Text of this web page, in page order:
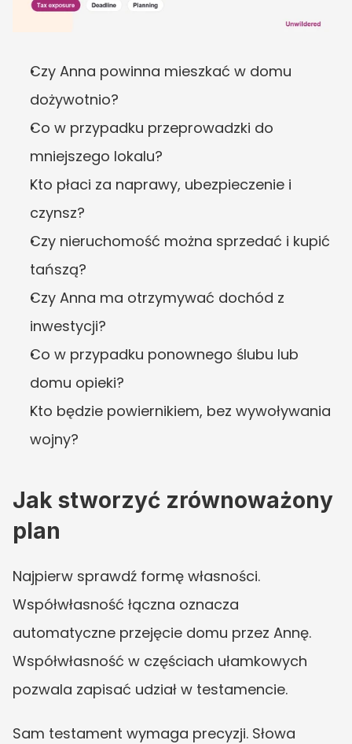
Czy Anna powinna mieszkać w domu
dożywotnio?
Co w przypadku przeprowadzki do
mniejszego lokalu?
Kto płaci za naprawy, ubezpieczenie i
czynsz?
Czy nieruchomość można sprzedać i kupić
tańszą?
Czy Anna ma otrzymywać dochód z
inwestycji?
Co w przypadku ponownego ślubu lub
domu opieki?
Kto będzie powiernikiem, bez wywoływania
wojny?
Jak stworzyć zrównoważony
plan
Najpierw sprawdź formę własności.
Współwłasność łączna oznacza
automatyczne przejęcie domu przez Annę.
Współwłasność w częściach ułamkowych
pozwala zapisać udział w testamencie.
Sam testament wymaga precyzji. Słowa